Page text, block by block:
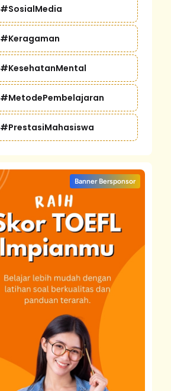
#SosialMedia
#Keragaman
#KesehatanMental
#MetodePembelajaran
#PrestasiMahasiswa
Banner Bersponsor